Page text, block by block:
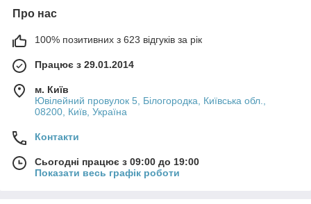
Про нас
100% позитивних з 623 відгуків за рік
Працює з 29.01.2014
м. Київ
Ювілейний провулок 5, Білогородка, Київська обл.,
08200, Київ, Україна
Контакти
Сьогодні працює з 09:00 до 19:00
Показати весь графік роботи